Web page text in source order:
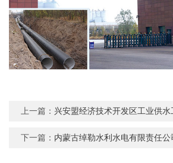
上一篇： 兴安盟经济技术开发区工业供水
下一篇： 内蒙古绰勒水利水电有限责任公